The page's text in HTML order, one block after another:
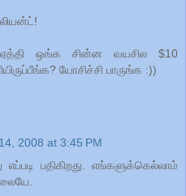
ஏத்தி ஒங்க சின்ன வயசில $10
யோசிச்சி பாருங்க :))
2008 at 3:45 PM
எப்படி பதிகிறது. எங்களுக்கெல்லாம்